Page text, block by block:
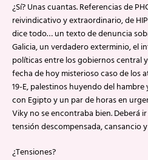
¿Sí? Unas cuantas. Referencias de
reivindicativo y extraordinario, de
dice todo… un texto de denuncia
Galicia, un verdadero exterminio, el
políticas entre los gobiernos central
fecha de hoy misterioso caso de los
19-E, palestinos huyendo del
con Egipto y un par de horas en
Viky no se encontraba bien. Deberá
tensión descompensada, cansancio
¿Tensiones?